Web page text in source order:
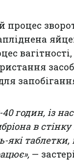
процес
вагітності
40 годин, із
в
які
—